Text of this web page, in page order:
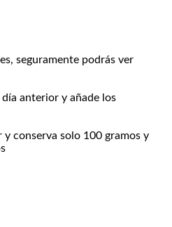
seguramente podrás ver
anterior y añade los
conserva solo 100 gramos y